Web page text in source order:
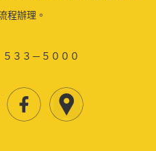
程辦理。
３３－５０００